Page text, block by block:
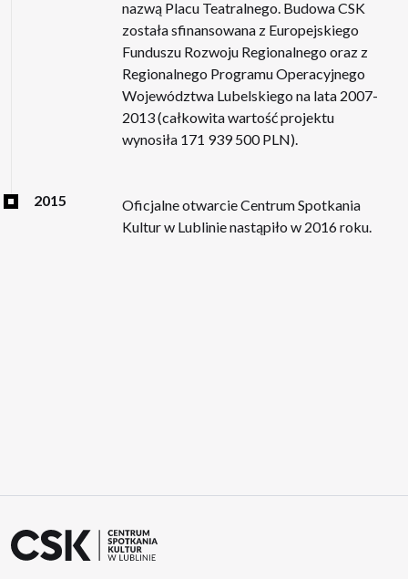
nazwą Placu Teatralnego. Budowa CSK
została sfinansowana z Europejskiego
Funduszu Rozwoju Regionalnego oraz z
Regionalnego Programu Operacyjnego
Województwa Lubelskiego na lata 2007-
2013 (całkowita wartość projektu
wynosiła 171 939 500 PLN).
2015
Oficjalne otwarcie Centrum Spotkania
Kultur w Lublinie nastąpiło w 2016 roku.